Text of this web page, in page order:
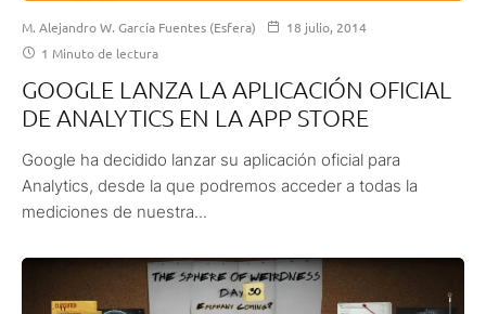
M. Alejandro W. García Fuentes (Esfera)
18 julio, 2014
1 Minuto de lectura
GOOGLE LANZA LA APLICACIÓN OFICIAL
DE ANALYTICS EN LA APP STORE
Google ha decidido lanzar su aplicación oficial para
Analytics, desde la que podremos acceder a todas la
mediciones de nuestra...